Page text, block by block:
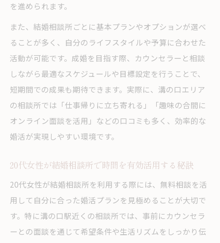
を進められます。
また、結婚相談所ごとに基本プランやオプションが選べ
ることが多く、自分のライフスタイルや予算に合わせた
活動が可能です。成婚を目指す際、カウンセラーと相談
しながら最適なスケジュールや目標設定を行うことで、
短期間での成果も期待できます。実際に、溝の口エリア
の相談所では「仕事帰りに立ち寄れる」「趣味の合間に
オンライン面談を活用」などの口コミも多く、効率的な
婚活が実現しやすい環境です。
20代女性が結婚相談所で時間を有効活用する秘訣
20代女性が結婚相談所を利用する際には、無料相談を活
用して自分に合った婚活プランを見極めることが大切で
す。特に溝の口駅近くの相談所では、事前にカウンセラ
ーとの面談を通じて希望条件や生活リズムをしっかり伝